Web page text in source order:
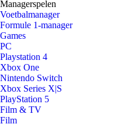
Managerspelen
Voetbalmanager
Formule 1-manager
Games
PC
Playstation 4
Xbox One
Nintendo Switch
Xbox Series X|S
PlayStation 5
Film & TV
Film